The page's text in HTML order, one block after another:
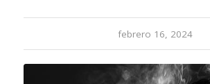
febrero 16, 2024